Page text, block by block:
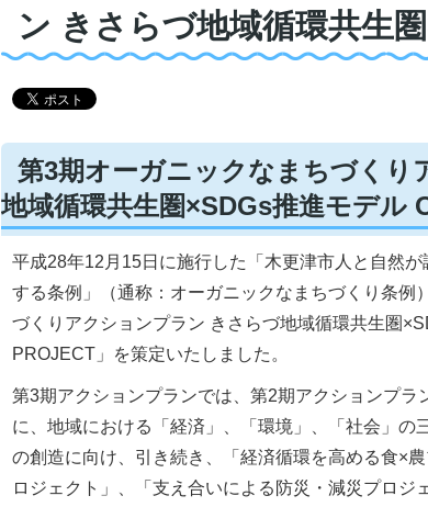
ン きさらづ地域循環共生
第3期オーガニックなまちづくり
地域循環共生圏×SDGs推進モデル
平成28年12月15日に施行した「木更津市人と自然
する条例」（通称：オーガニックなまちづくり条例
づくりアクションプラン きさらづ地域循環共生圏
PROJECT」を策定いたしました。
第3期アクションプランでは、第2期アクションプラ
に、地域における「経済」、「環境」、「社会」の
の創造に向け、引き続き、「経済循環を高める食×
ロジェクト」、「支え合いによる防災・減災プロジ